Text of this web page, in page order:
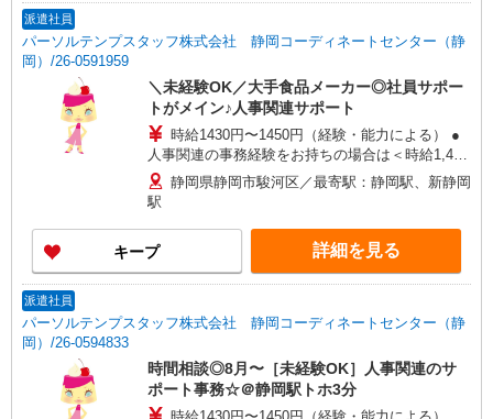
派遣社員
パーソルテンプスタッフ株式会社 静岡コーディネートセンター（静
岡）/26-0591959
＼未経験OK／大手食品メーカー◎社員サポー
トがメイン♪人事関連サポート
時給1430円〜1450円（経験・能力による） ●
人事関連の事務経験をお持ちの場合は＜時給1,450
円＞のご案内です
静岡県静岡市駿河区／最寄駅：静岡駅、新静岡
駅
キープ 詳細を見る
派遣社員
パーソルテンプスタッフ株式会社 静岡コーディネートセンター（静
岡）/26-0594833
時間相談◎8月〜［未経験OK］人事関連のサ
ポート事務☆＠静岡駅トホ3分